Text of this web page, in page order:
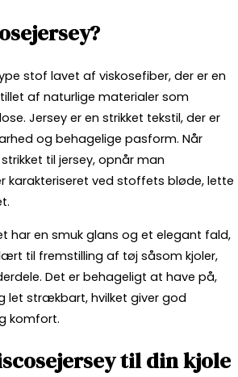
stof lavet af viskosefiber, der er en
af naturlige materialer som
Jersey er en strikket tekstil, der er
og behagelige pasform. Når
til jersey, opnår man
karakteriseret ved stoffets bløde, lette
har en smuk glans og et elegant fald,
til fremstilling af tøj såsom kjoler,
Det er behageligt at have på,
let strækbart, hvilket giver god
komfort.
til din kjole